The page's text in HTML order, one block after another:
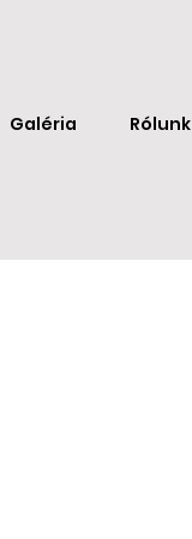
Galéria Rólunk